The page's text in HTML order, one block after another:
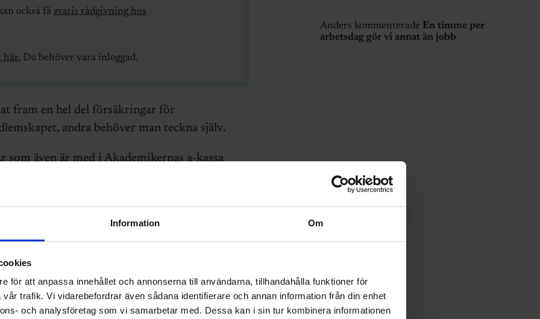
Information Om
för att anpassa innehållet och annonserna till användarna, tillhandahålla funktioner för
trafik. Vi vidarebefordrar även sådana identifierare och annan information från din enhet
och analysföretag som vi samarbetar med. Dessa kan i sin tur kombinera informationen
också få gratis rådgivning hos
här. Du behöver vara inloggad.
fram en hel del försäkringar för
andra behöver man teckna själv.
som även är med i Akademikernas a-kassa
medlemsförmånerna även i en
att söka jobb och då är det värdefullt att
högre än a-kassan.
Anders kommenterade En timme per
arbetsdag gör vi annat än jobb